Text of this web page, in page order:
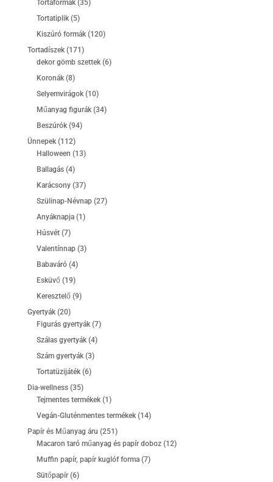
Tortaformák 3535
Tortatiplik 55
termék
Kiszúró formák 120120
Tortadíszek 171 171
termék
dekor gömb szettek 66
Koronák 88
termék
Selyemvirágok 1010
termék
Műanyag figurák 3434
Beszúrók 9494
Ünnepek 112112
termék
Halloween 1313
Ballagás 44
termék
Karácsony 3737
termék
Szülinap-Névnap 2727
Anyáknapja 1 1
Húsvét 77
termék
Valentínnap 33
Babaváró 44
termék
Esküvő 1919
termék
Keresztelő 99
Gyertyák 2020
termék
Figurás gyertyák 77
Szálas gyertyák 44
Szám gyertyák 33
Tortatüzijáték 66
Dia-wellness 3535
termék
Tejmentes termékek 1 1
termék
Vegán-Gluténmentes termékek 1414
Papír és Műanyag áru 251 251
termék
Macaron taró műanyag és papír doboz 1212
Muffin papír, papír kuglóf forma 77
Sütőpapír 66